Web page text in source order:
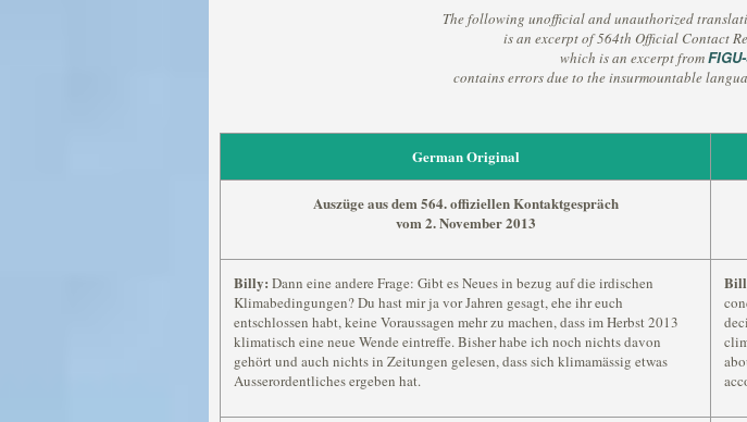
The following unofficial and unauthorized
is an excerpt of 564th Official Contact
which is an excerpt from
contains errors due to the insurmountable
German Original
Auszüge aus dem 564. offiziellen Kontaktgespräch
vom 2. November 2013
Billy: Dann eine andere Frage: Gibt es Neues in bezug auf die irdischen
Klimabedingungen? Du hast mir ja vor Jahren gesagt, ehe ihr euch
entschlossen habt, keine Voraussagen mehr zu machen, dass im Herbst 2013
klimatisch eine neue Wende eintreffe. Bisher habe ich noch nichts davon
gehört und auch nichts in Zeitungen gelesen, dass sich klimamässig etwas
Ausserordentliches ergeben hat.